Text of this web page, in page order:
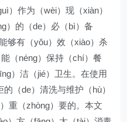
）作为（wèi）现（xiàn）
）的（de）必（bì）备
够有（yǒu）效（xiào）杀
（néng）保持（chí）餐
）洁（jié）卫生。在使用
（de）清洗与维护（hù）
重（zhòng）要的。本文